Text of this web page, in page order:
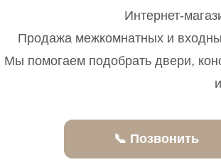
Интернет-
Продажа межкомнатных и
Мы помогаем подобрать двери,
📞 Позвонить